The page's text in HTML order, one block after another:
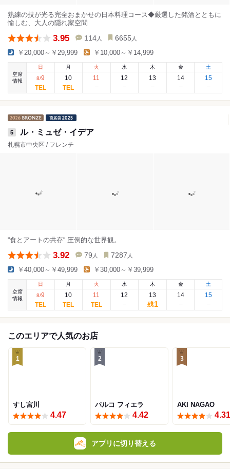
熟練の技が光る完全おまかせの日本料理コース◆厳選した銘酒とともに
愉しむ、大人の隠れ家空間
3.95 114 人 6655 人
￥20,000～￥29,999 ￥10,000～￥14,999
空席
情報
日
8/9
月
10
火
11
水
12
木
13
金
14
土
15
5 ル・ミュゼ・イデア
札幌市中央区 / フレンチ
“食とアートの共存“ 圧倒的な世界観。
3.92 79 人 7287 人
￥40,000～￥49,999 ￥30,000～￥39,999
空席
情報
日
8/9
月
10
火
11
水
12
木
13
残1
金
14
土
15
このエリアで人気のお店
1
すし宮川
4.47
2
パルコ フィエラ
4.42
3
AKI NAGAO
4.31
アプリに切り替える